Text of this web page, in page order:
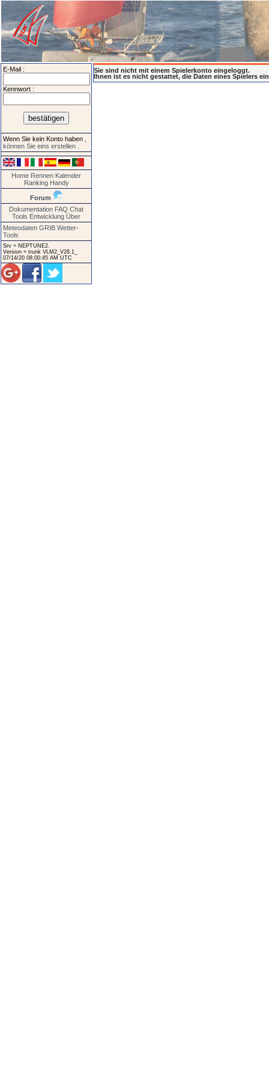
E-Mail :
Kennwort :
Wenn Sie kein Konto haben
können Sie eins erstellen
Home Rennen Kalender
Ranking Handy
Forum
Dokumentation FAQ Chat
Tools Entwicklung Über
Meteodaten GRIB Wetter-
Tools
Srv = NEPTUNE2.
Version = trunk VLM2_V28.1_
07/14/20 08:00:45 AM UTC
Sie sind nicht mit einem Spielerkonto eingeloggt.
Ihnen ist es nicht gestattet, die Daten eines Spielers